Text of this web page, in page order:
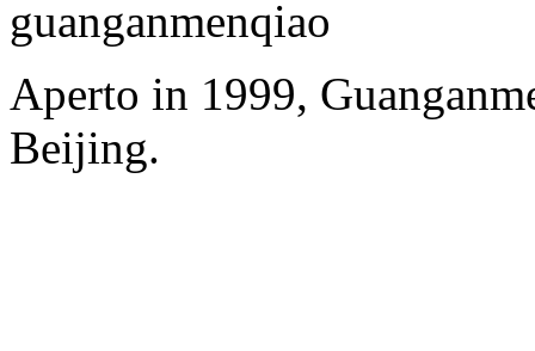
guanganmenqiao
Aperto in 1999,
Beijing.